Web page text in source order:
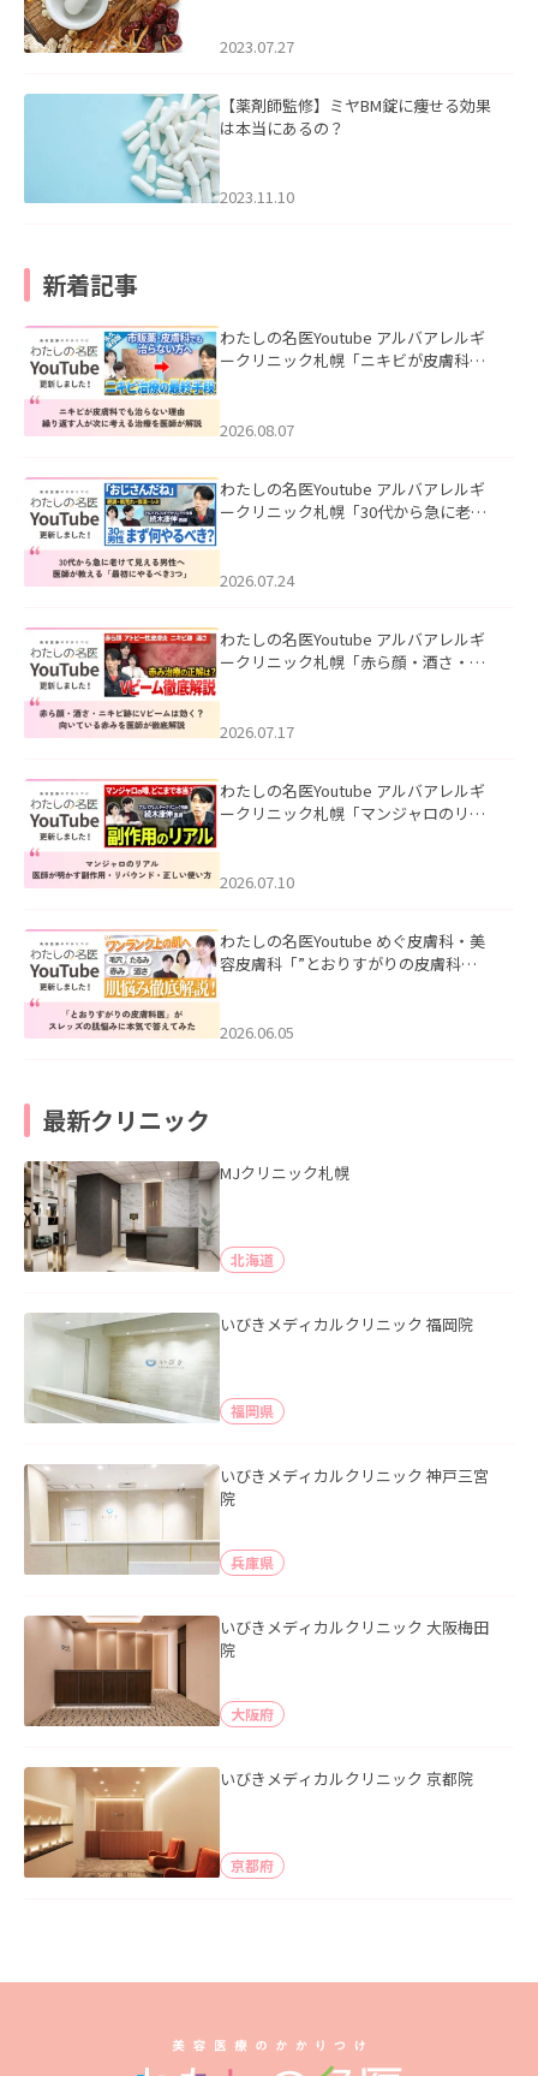
2023.07.27
【薬剤師監修】ミヤBM錠に痩せる効果
は本当にあるの？
2023.11.10
新着記事
わたしの名医Youtube アルバアレルギ
ークリニック札幌「ニキビが皮膚科で
ました。
2026.08.07
わたしの名医Youtube アルバアレルギ
ークリニック札幌「30代から急に老け
た。
2026.07.24
わたしの名医Youtube アルバアレルギ
ークリニック札幌「赤ら顔・酒さ・ニ
した。
2026.07.17
わたしの名医Youtube アルバアレルギ
ークリニック札幌「マンジャロのリア
た。
2026.07.10
わたしの名医Youtube めぐ皮膚科・美
容皮膚科「”とおりすがりの皮膚科
2026.06.05
最新クリニック
MJクリニック札幌
北海道
いびきメディカルクリニック 福岡院
福岡県
いびきメディカルクリニック 神戸三宮
院
兵庫県
いびきメディカルクリニック 大阪梅田
院
大阪府
いびきメディカルクリニック 京都院
京都府